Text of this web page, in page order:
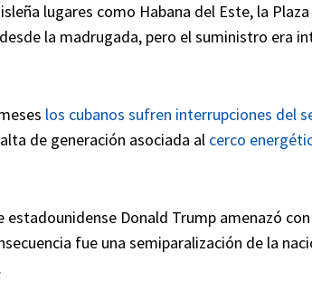
lugares como Habana del Este, la
la madrugada, pero el suministro era
los cubanos sufren interrupciones del
de generación asociada al cerco
estadounidense Donald Trump amenazó
fue una semiparalización de la